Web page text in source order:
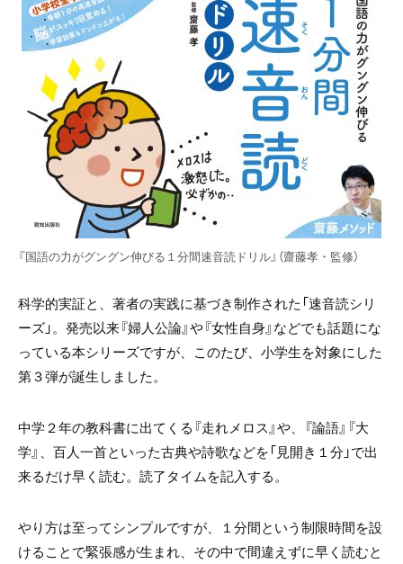
『国語の力がグングン伸びる１分間速音読ドリル』（齋藤孝・監修）
科学的実証と、著者の実践に基づき制作された「速音読シリ
ーズ」。発売以来『婦人公論』や『女性自身』などでも話題にな
っている本シリーズですが、このたび、小学生を対象にした
第３弾が誕生しました。
中学２年の教科書に出てくる『走れメロス』や、『論語』『大
学』、百人一首といった古典や詩歌などを「見開き１分」で出
来るだけ早く読む。読了タイムを記入する。
やり方は至ってシンプルですが、１分間という制限時間を設
けることで緊張感が生まれ、その中で間違えずに早く読むと